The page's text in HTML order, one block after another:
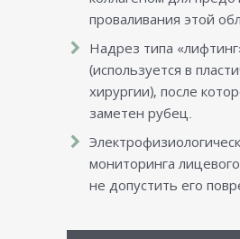
проваливания этой
Надрез типа
(используется в
хирургии), после
заметен рубец.
мониторинга
не допустить его